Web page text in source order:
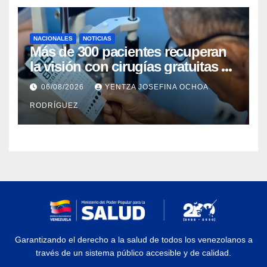
NACIONALES NOTICIAS
Más de 300 pacientes recuperan
la visión con cirugías gratuitas de
cataratas en Zulia
06/08/2026 YENTZA JOSEFINA OCHOA
RODRÍGUEZ
Garantizando el derecho a la salud de todos los venezolanos a
través de un sistema público accesible y de calidad.